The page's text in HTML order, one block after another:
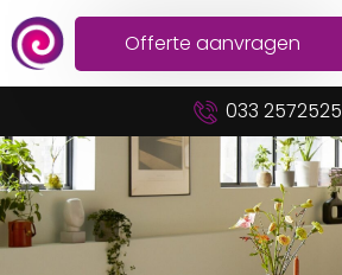
Offerte aanvragen
033 2572525